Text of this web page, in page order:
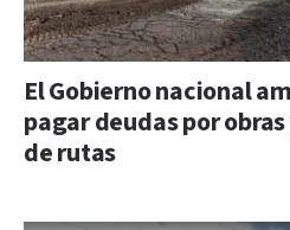
El Gobierno nacional
pagar deudas por
de rutas